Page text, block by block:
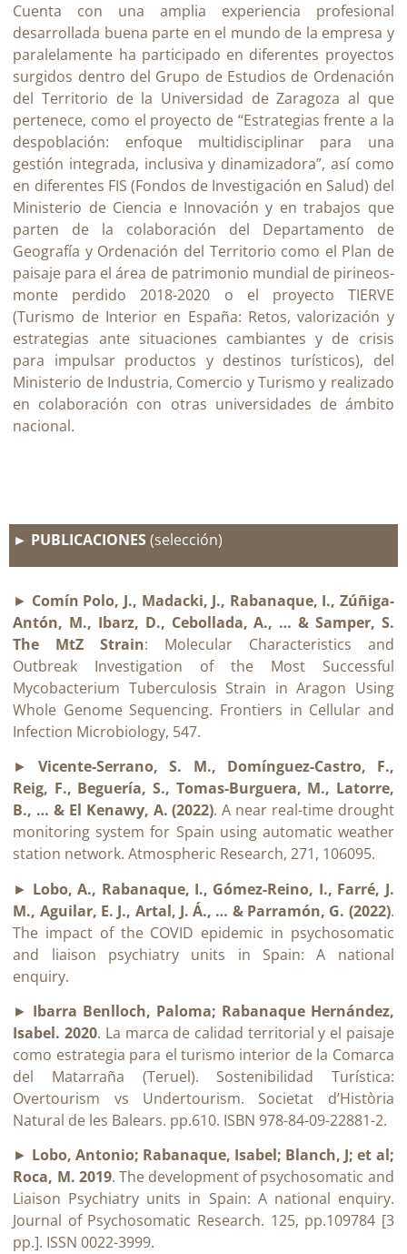
Cuenta con una amplia experiencia profesional
desarrollada buena parte en el mundo de la empresa y
paralelamente ha participado en diferentes proyectos
surgidos dentro del Grupo de Estudios de Ordenación
del Territorio de la Universidad de Zaragoza al que
pertenece, como el proyecto de “Estrategias frente a la
despoblación: enfoque multidisciplinar para una
gestión integrada, inclusiva y dinamizadora”, así como
en diferentes FIS (Fondos de Investigación en Salud) del
Ministerio de Ciencia e Innovación y en trabajos que
parten de la colaboración del Departamento de
Geografía y Ordenación del Territorio como el Plan de
paisaje para el área de patrimonio mundial de pirineos-
monte perdido 2018-2020 o el proyecto TIERVE
(Turismo de Interior en España: Retos, valorización y
estrategias ante situaciones cambiantes y de crisis
para impulsar productos y destinos turísticos), del
Ministerio de Industria, Comercio y Turismo y realizado
en colaboración con otras universidades de ámbito
nacional.
► PUBLICACIONES(selección)
► Comín Polo, J., Madacki, J., Rabanaque, I., Zúñiga-
Antón, M., Ibarz, D., Cebollada, A., … & Samper, S.
The MtZ Strain: Molecular Characteristics and
Outbreak Investigation of the Most Successful
Mycobacterium Tuberculosis Strain in Aragon Using
Whole Genome Sequencing. Frontiers in Cellular and
Infection Microbiology, 547.
►
Vicente-Serrano, S. M., Domínguez-Castro, F.,
Reig, F., Beguería, S., Tomas-Burguera, M., Latorre,
B., … & El Kenawy, A. (2022). A near real-time drought
monitoring system for Spain using automatic weather
station network. Atmospheric Research, 271, 106095.
► Lobo, A., Rabanaque, I., Gómez-Reino, I., Farré, J.
M., Aguilar, E. J., Artal, J. Á., … & Parramón, G. (2022).
The impact of the COVID epidemic in psychosomatic
and liaison psychiatry units in Spain: A national
enquiry.
► Ibarra Benlloch, Paloma; Rabanaque Hernández,
Isabel. 2020. La marca de calidad territorial y el paisaje
como estrategia para el turismo interior de la Comarca
del Matarraña (Teruel). Sostenibilidad Turística:
Overtourism vs Undertourism. Societat d’Història
Natural de les Balears. pp.610. ISBN 978-84-09-22881-2.
► Lobo, Antonio; Rabanaque, Isabel; Blanch, J; et al;
Roca, M. 2019. The development of psychosomatic and
Liaison Psychiatry units in Spain: A national enquiry.
Journal of Psychosomatic Research. 125, pp.109784 [3
pp.]. ISSN 0022-3999.